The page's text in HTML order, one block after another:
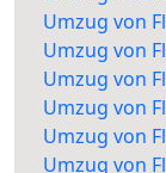
Umzug von
Umzug von
Umzug von
Umzug von
Umzug von
Umzug von